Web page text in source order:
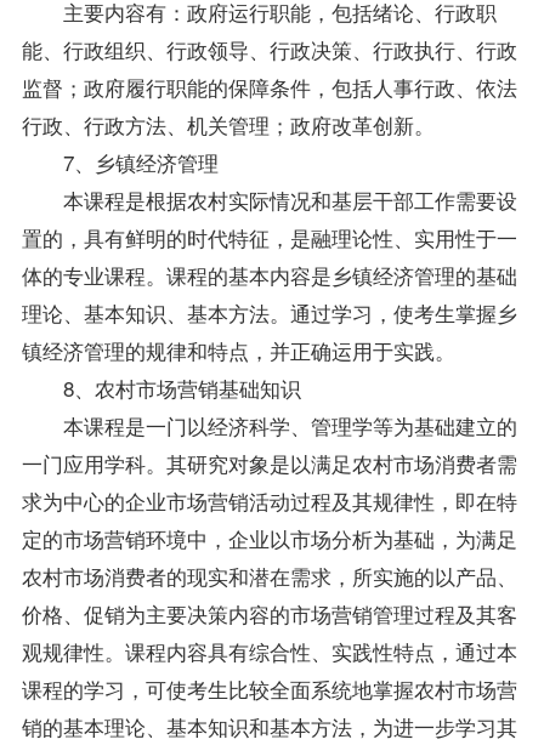
主要内容有：政府运行职能，包括绪论、行政职
能、行政组织、行政领导、行政决策、行政执行、行政
监督；政府履行职能的保障条件，包括人事行政、依法
行政、行政方法、机关管理；政府改革创新。
7、乡镇经济管理
本课程是根据农村实际情况和基层干部工作需要设
置的，具有鲜明的时代特征，是融理论性、实用性于一
体的专业课程。课程的基本内容是乡镇经济管理的基础
理论、基本知识、基本方法。通过学习，使考生掌握乡
镇经济管理的规律和特点，并正确运用于实践。
8、农村市场营销基础知识
本课程是一门以经济科学、管理学等为基础建立的
一门应用学科。其研究对象是以满足农村市场消费者需
求为中心的企业市场营销活动过程及其规律性，即在特
定的市场营销环境中，企业以市场分析为基础，为满足
农村市场消费者的现实和潜在需求，所实施的以产品、
价格、促销为主要决策内容的市场营销管理过程及其客
观规律性。课程内容具有综合性、实践性特点，通过本
课程的学习，可使考生比较全面系统地掌握农村市场营
销的基本理论、基本知识和基本方法，为进一步学习其